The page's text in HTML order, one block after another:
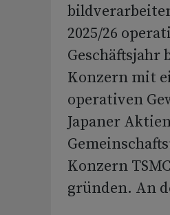
2025/26
Geschäftsjahr
Konzern mit
operativen
Japaner
Konzern
gründen. An